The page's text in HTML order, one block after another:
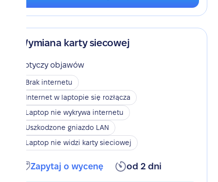
Wymiana karty siecowej
Dotyczy objawów
Brak internetu
Internet w laptopie się rozłącza
Laptop nie wykrywa internetu
Uszkodzone gniazdo LAN
Laptop nie widzi karty sieciowej
Zapytaj o wycenę od 2 dni